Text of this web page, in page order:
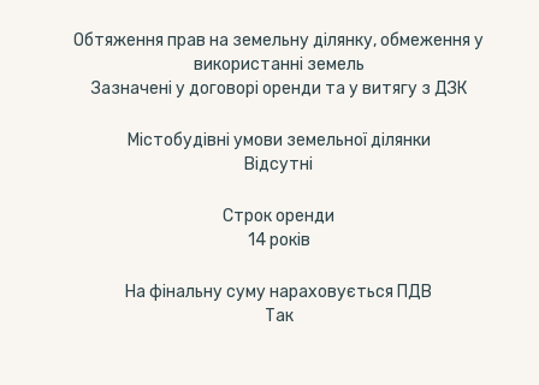
Обтяження прав на земельну ділянку, обмеження у
використанні земель
Зазначені у договорі оренди та у витягу з ДЗК
Містобудівні умови земельної ділянки
Відсутні
Строк оренди
14 років
На фінальну суму нараховується ПДВ
Так